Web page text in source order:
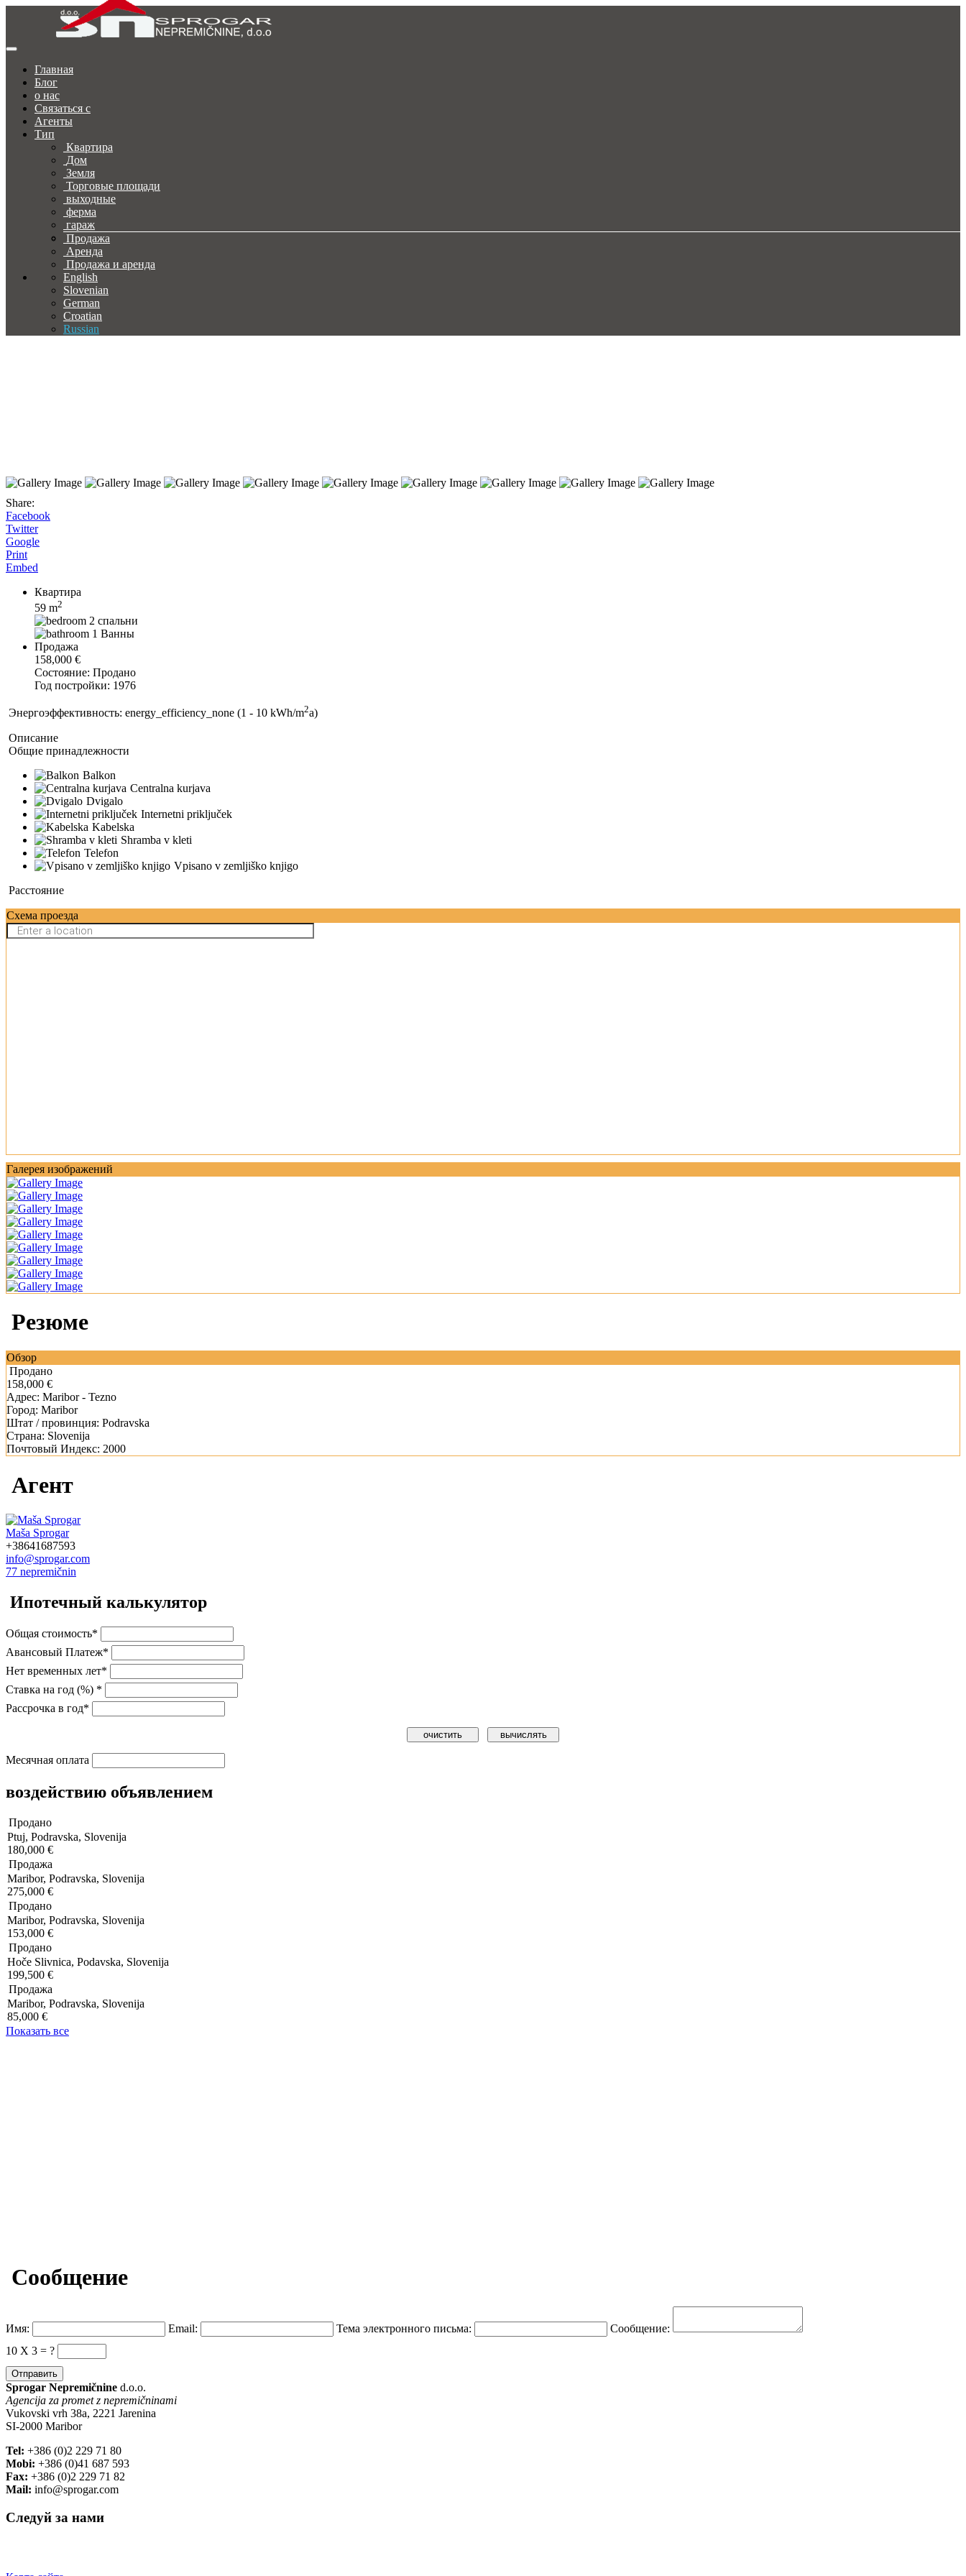
Главная
Блог
о нас
Связаться с
Агенты
Тип
Квартира
Дом
Земля
Торговые площади
выходные
ферма
гараж
Продажа
Аренда
Продажа и аренда
English
Slovenian
German
Croatian
Russian
Share:
Facebook
Twitter
Google
Print
Embed
Квартира
59 m2
2 спальни
1 Ванны
Продажа
158,000 €
Состояние: Продано
Год постройки: 1976
Энергоэффективность: energy_efficiency_none (1 - 10 kWh/m2a)
Описание
Общие принадлежности
Balkon
Centralna kurjava
Dvigalo
Internetni priključek
Kabelska
Shramba v kleti
Telefon
Vpisano v zemljiško knjigo
Расстояние
Схема проезда
Галерея изображений
Резюме
Обзор
Продано
158,000 €
Адрес: Maribor - Tezno
Город: Maribor
Штат / провинция: Podravska
Страна: Slovenija
Почтовый Индекс: 2000
Агент
Maša Sprogar
+38641687593
info@sprogar.com
77 nepremičnin
Ипотечный калькулятор
Общая стоимость*
Авансовый Платеж*
Нет временных лет*
Ставка на год (%) *
Рассрочка в год*
Месячная оплата
воздействию объявлением
Продано
Ptuj, Podravska, Slovenija
180,000 €
Продажа
Maribor, Podravska, Slovenija
275,000 €
Продано
Maribor, Podravska, Slovenija
153,000 €
Продано
Hoče Slivnica, Podavska, Slovenija
199,500 €
Продажа
Maribor, Podravska, Slovenija
85,000 €
Показать все
Сообщение
Имя: Email: Тема электронного письма:
Сообщение:
10 X 3 = ?
Sprogar Nepremičnine d.o.o.
Agencija za promet z nepremičninami
Vukovski vrh 38a, 2221 Jarenina
SI-2000 Maribor
Tel: +386 (0)2 229 71 80
Mobi: +386 (0)41 687 593
Fax: +386 (0)2 229 71 82
Mail: info@sprogar.com
Следуй за нами